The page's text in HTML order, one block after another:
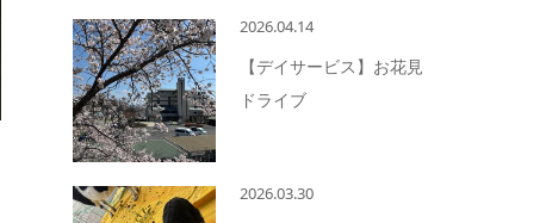
2026.04.14
【デイサービス】お花見
ドライブ
2026.03.30